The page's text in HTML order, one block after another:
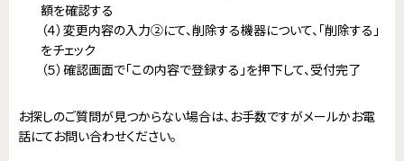
額を確認する
（４）変更内容の入力②にて、削除する機器について、「削除する」
をチェック
（５）確認画面で「この内容で登録する」を押下して、受付完了
お探しのご質問が見つからない場合は、お手数ですがメールかお電
話にてお問い合わせください。